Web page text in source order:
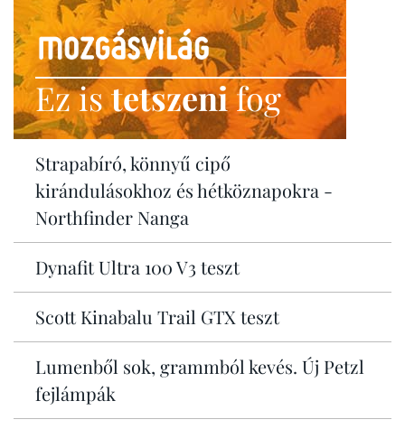
Ez istetszenifog
Strapabíró, könnyű cipő
kirándulásokhoz és hétköznapokra -
Northfinder Nanga
Dynafit Ultra 100 V3 teszt
Scott Kinabalu Trail GTX teszt
Lumenből sok, grammból kevés. Új Petzl
fejlámpák